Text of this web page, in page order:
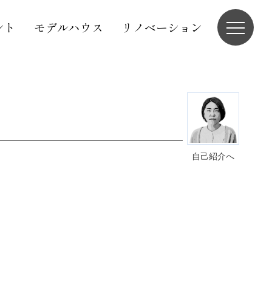
モデルハウス リノベーション
自己紹介へ